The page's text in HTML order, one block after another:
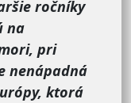
ročníky
na
pri
nenápadná
ktorá